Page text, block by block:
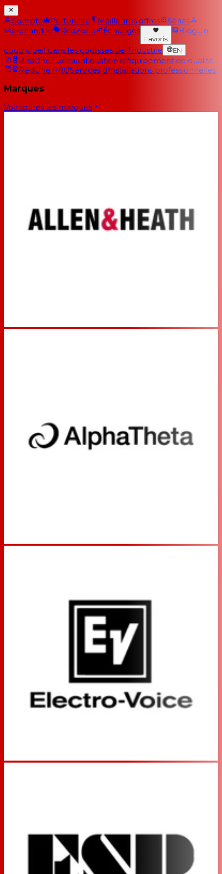
Compte Partenaire Meilleures offres
Séries
Merchandise
RedZone Échanges
Favoris
BlogUn
coup d'oeil dans les coulisses de l'industrie EN
RedOne LocationLocation d'équipement de qualité
RedOne PROServices d'installations professionnelles
Marques
Voir toutes les marques